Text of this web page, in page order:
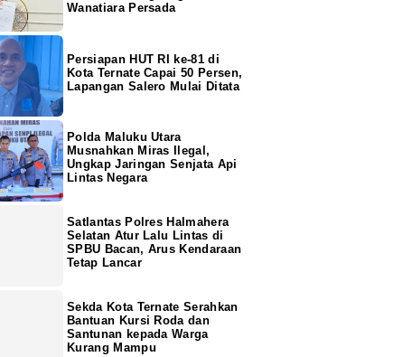
Wanatiara Persada
Persiapan HUT RI ke-81 di
Kota Ternate Capai 50 Persen,
Lapangan Salero Mulai Ditata
Polda Maluku Utara
Musnahkan Miras Ilegal,
Ungkap Jaringan Senjata Api
Lintas Negara
Satlantas Polres Halmahera
Selatan Atur Lalu Lintas di
SPBU Bacan, Arus Kendaraan
Tetap Lancar
Sekda Kota Ternate Serahkan
Bantuan Kursi Roda dan
Santunan kepada Warga
Kurang Mampu